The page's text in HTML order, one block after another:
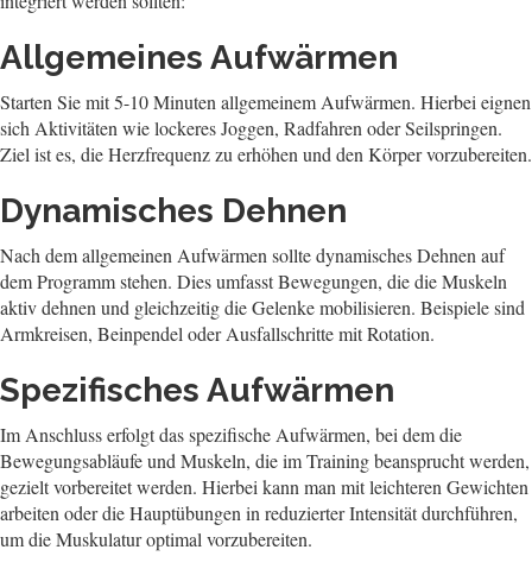
Allgemeines Aufwärmen
Starten Sie mit 5-10 Minuten allgemeinem Aufwärmen. Hierbei eignen
sich Aktivitäten wie lockeres Joggen, Radfahren oder Seilspringen.
Ziel ist es, die Herzfrequenz zu erhöhen und den Körper vorzubereiten.
Dynamisches Dehnen
Nach dem allgemeinen Aufwärmen sollte dynamisches Dehnen auf
dem Programm stehen. Dies umfasst Bewegungen, die die Muskeln
aktiv dehnen und gleichzeitig die Gelenke mobilisieren. Beispiele sind
Armkreisen, Beinpendel oder Ausfallschritte mit Rotation.
Spezifisches Aufwärmen
Im Anschluss erfolgt das spezifische Aufwärmen, bei dem die
Bewegungsabläufe und Muskeln, die im Training beansprucht werden,
gezielt vorbereitet werden. Hierbei kann man mit leichteren Gewichten
arbeiten oder die Hauptübungen in reduzierter Intensität durchführen,
um die Muskulatur optimal vorzubereiten.